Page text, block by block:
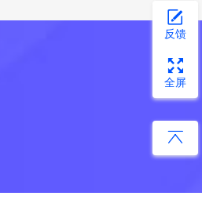
反馈
全屏